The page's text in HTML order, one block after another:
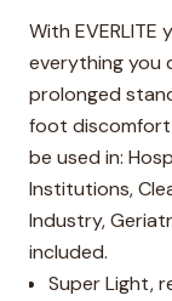
With
everything you
prolonged
foot discomfort
be used in:
Institutions,
Industry,
included.
Super Light,